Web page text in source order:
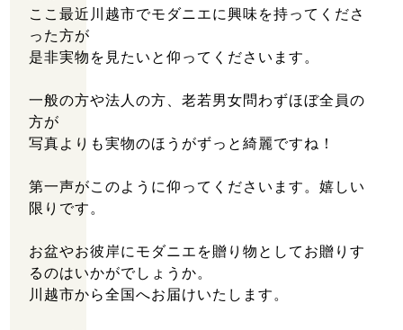
ここ最近川越市でモダニエに興味を持ってくださ
った方が
是非実物を見たいと仰ってくださいます。
一般の方や法人の方、老若男女問わずほぼ全員の
方が
写真よりも実物のほうがずっと綺麗ですね！
第一声がこのように仰ってくださいます。嬉しい
限りです。
お盆やお彼岸にモダニエを贈り物としてお贈りす
るのはいかがでしょうか。
川越市から全国へお届けいたします。
住所：埼玉県川越市六軒町2丁目3-1 エマブル六軒町
営業時間：9:00～18:00